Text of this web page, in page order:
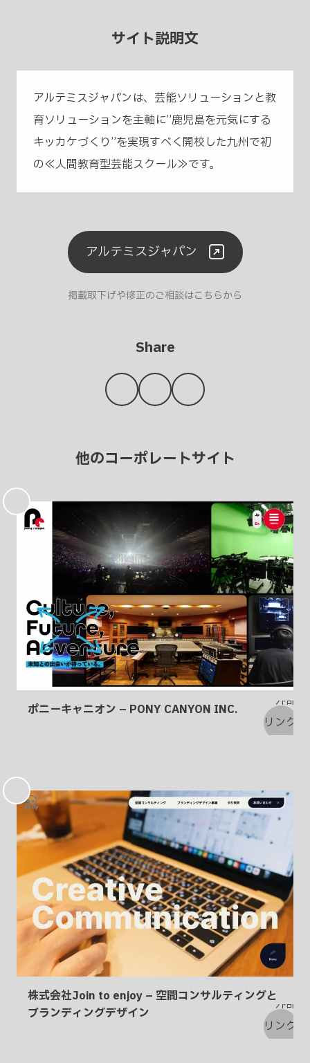
サイト説明文
アルテミスジャパンは、芸能ソリューションと教
育ソリューションを主軸に”鹿児島を元気にする
キッカケづくり”を実現すべく開校した九州で初
の≪人間教育型芸能スクール≫です。
アルテミスジャパン
掲載取下げや修正のご相談はこちらから
Share
他のコーポレートサイト
ポニーキャニオン – PONY CANYON INC.
気
入
株式会社Join to enjoy – 空間コンサルティングと
ブランディングデザイン
気
入